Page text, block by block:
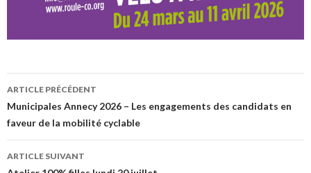
Navigation
de
l’article
ARTICLE PRÉCÉDENT
Municipales Annecy 2026 – Les engagements des candidats en
faveur de la mobilité cyclable
ARTICLE SUIVANT